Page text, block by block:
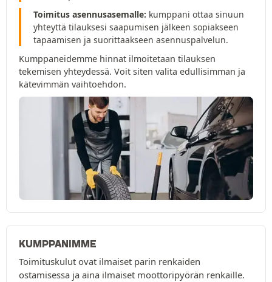
Toimitus asennusasemalle: kumppani ottaa sinuun
yhteyttä tilauksesi saapumisen jälkeen sopiakseen
tapaamisen ja suorittaakseen asennuspalvelun.
Kumppaneidemme hinnat ilmoitetaan tilauksen
tekemisen yhteydessä. Voit siten valita edullisimman ja
kätevimmän vaihtoehdon.
KUMPPANIMME
Toimituskulut ovat ilmaiset parin renkaiden
ostamisessa ja aina ilmaiset moottoripyörän renkaille.